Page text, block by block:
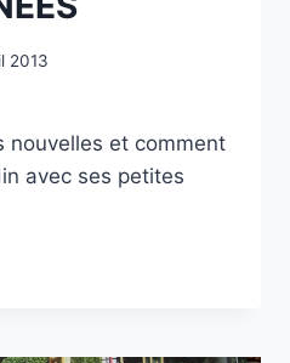
2013
nouvelles et comment
avec ses petites